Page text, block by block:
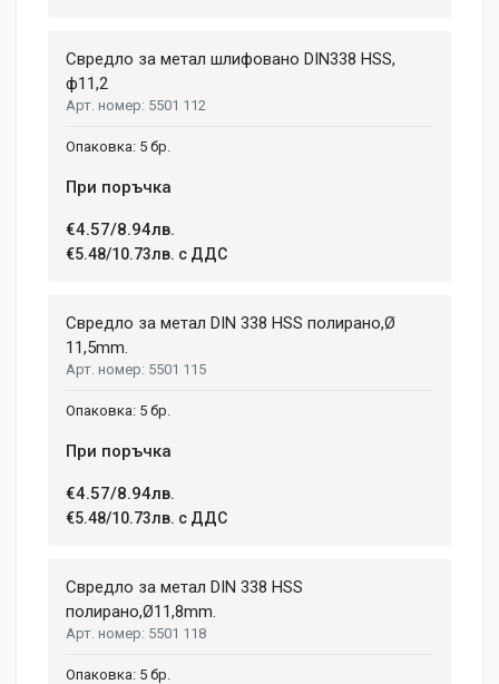
Свредло за метал шлифовано DIN338 HSS,
ф11,2
5501 112
5 бр.
При поръчка
€4.57/8.94лв.
€5.48/10.73лв. с ДДС
Свредло за метал DIN 338 HSS полирано,Ø
11,5mm.
5501 115
5 бр.
При поръчка
€4.57/8.94лв.
€5.48/10.73лв. с ДДС
Свредло за метал DIN 338 HSS
полиранo,Ø11,8mm.
5501 118
5 бр.